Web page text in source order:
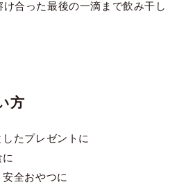
合った最後の一滴まで飲み干し
方
たプレゼントに
全おやつに